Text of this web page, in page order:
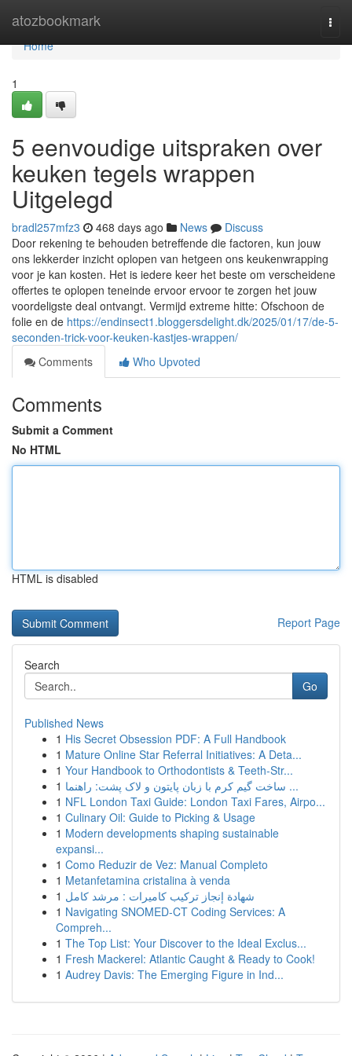
atozbookmark
Home
Home
1
5 eenvoudige uitspraken over
keuken tegels wrappen
Uitgelegd
bradl257mfz3 468 days ago News
Discuss
Door rekening te behouden betreffende die factoren, kun jouw
ons lekkerder inzicht oplopen van hetgeen ons keukenwrapping
voor je kan kosten. Het is iedere keer het beste om verscheidene
offertes te oplopen teneinde ervoor ervoor te zorgen het jouw
voordeligste deal ontvangt. Vermijd extreme hitte: Ofschoon de
folie en de https://endinsect1.bloggersdelight.dk/2025/01/17/de-5-
seconden-trick-voor-keuken-kastjes-wrappen/
Comments
Who Upvoted
Comments
Submit a Comment
No HTML
HTML is disabled
Report Page
Search
Go
Published News
1 His Secret Obsession PDF: A Full Handbook
1 Mature Online Star Referral Initiatives: A Deta...
1 Your Handbook to Orthodontists & Teeth-Str...
1
ساخت گیم کرم با زبان پایتون و لاک پشت: راهنما ...
1 NFL London Taxi Guide: London Taxi Fares, Airpo...
1 Culinary Oil: Guide to Picking & Usage
1 Modern developments shaping sustainable
expansi...
1 Como Reduzir de Vez: Manual Completo
1 Metanfetamina cristalina à venda
1 شهادة إنجاز تركيب كاميرات : مرشد كامل
1 Navigating SNOMED-CT Coding Services: A
Compreh...
1 The Top List: Your Discover to the Ideal Exclus...
1 Fresh Mackerel: Atlantic Caught & Ready to Cook!
1 Audrey Davis: The Emerging Figure in Ind...